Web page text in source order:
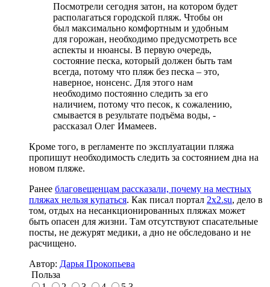
Посмотрели сегодня затон, на котором будет
располагаться городской пляж. Чтобы он
был максимально комфортным и удобным
для горожан, необходимо предусмотреть все
аспекты и нюансы. В первую очередь,
состояние песка, который должен быть там
всегда, потому что пляж без песка – это,
наверное, нонсенс. Для этого нам
необходимо постоянно следить за его
наличием, потому что песок, к сожалению,
смывается в результате подъёма воды, -
рассказал Олег Имамеев.
Кроме того, в регламенте по эксплуатации пляжа
пропишут необходимость следить за состоянием дна на
новом пляже.
Ранее благовещенцам рассказали, почему на местных
пляжах нельзя купаться. Как писал портал 2x2.su, дело в
том, отдых на несанкционированных пляжах может
быть опасен для жизни. Там отсутствуют спасательные
посты, не дежурят медики, а дно не обследовано и не
расчищено.
Автор: Дарья Прокопьева
Польза